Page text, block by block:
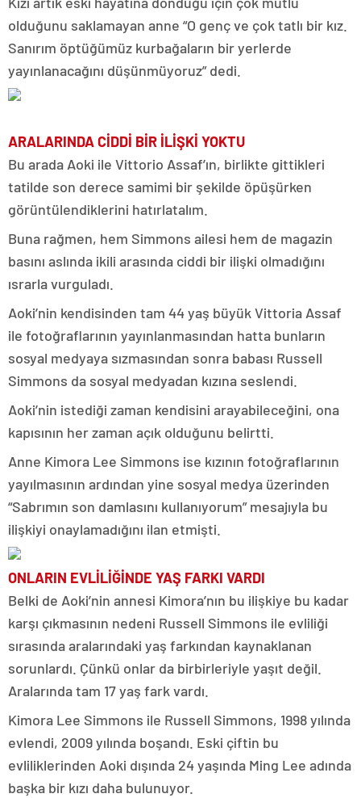
olduğunu saklamayan anne “O genç ve çok tatlı bir kız.
Sanırım öptüğümüz kurbağaların bir yerlerde
yayınlanacağını düşünmüyoruz” dedi.
ARALARINDA CİDDİ BİR İLİŞKİ YOKTU
Bu arada Aoki ile Vittorio Assaf’ın, birlikte gittikleri
tatilde son derece samimi bir şekilde öpüşürken
görüntülendiklerini hatırlatalım.
Buna rağmen, hem Simmons ailesi hem de magazin
basını aslında ikili arasında ciddi bir ilişki olmadığını
ısrarla vurguladı.
Aoki’nin kendisinden tam 44 yaş büyük Vittoria Assaf
ile fotoğraflarının yayınlanmasından hatta bunların
sosyal medyaya sızmasından sonra babası Russell
Simmons da sosyal medyadan kızına seslendi.
Aoki’nin istediği zaman kendisini arayabileceğini, ona
kapısının her zaman açık olduğunu belirtti.
Anne Kimora Lee Simmons ise kızının fotoğraflarının
yayılmasının ardından yine sosyal medya üzerinden
“Sabrımın son damlasını kullanıyorum” mesajıyla bu
ilişkiyi onaylamadığını ilan etmişti.
ONLARIN EVLİLİĞİNDE YAŞ FARKI VARDI
Belki de Aoki’nin annesi Kimora’nın bu ilişkiye bu kadar
karşı çıkmasının nedeni Russell Simmons ile evliliği
sırasında aralarındaki yaş farkından kaynaklanan
sorunlardı. Çünkü onlar da birbirleriyle yaşıt değil.
Aralarında tam 17 yaş fark vardı.
Kimora Lee Simmons ile Russell Simmons, 1998 yılında
evlendi, 2009 yılında boşandı. Eski çiftin bu
evliliklerinden Aoki dışında 24 yaşında Ming Lee adında
başka bir kızı daha bulunuyor.